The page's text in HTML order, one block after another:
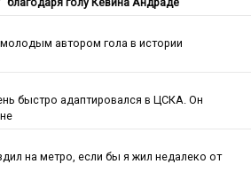
автором гола в истории
быстро адаптировался в ЦСКА. Он
на метро, если бы я жил недалеко от